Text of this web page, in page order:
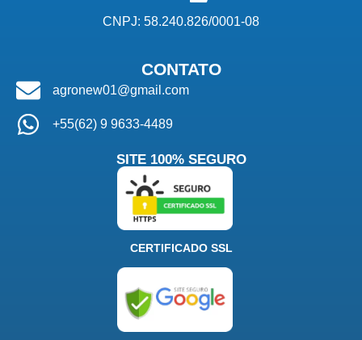
CNPJ: 58.240.826/0001-08
CONTATO
agronew01@gmail.com
+55(62) 9 9633-4489
SITE 100% SEGURO
CERTIFICADO SSL